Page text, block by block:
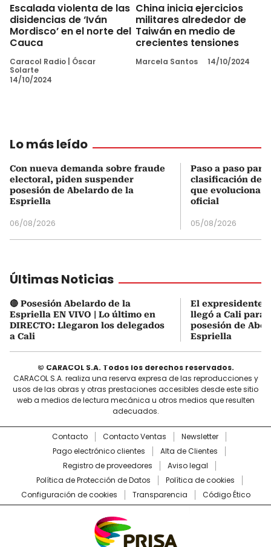
Escalada violenta de las
disidencias de ‘Iván
Mordisco’ en el norte del
Cauca
Caracol Radio
Óscar
Solarte
14/10/2024
China inicia ejercicios
militares alrededor de
Taiwán en medio de
crecientes tensiones
Marcela Santos 14/10/2024
Lo más leído
Con nueva demanda sobre fraude
electoral, piden suspender
posesión de Abelardo de la
Espriella
06/08/2026
Paso a paso
clasificación del
que evoluciona
oficial
05/08/2026
Últimas Noticias
🔴 Posesión Abelardo de la
Espriella EN VIVO | Lo último en
DIRECTO: Llegaron los delegados
a Cali
El expresidente
llegó a Cali para
posesión de
Espriella
© CARACOL S.A. Todos los derechos reservados.
CARACOL S.A. realiza una reserva expresa de las reproducciones y
usos de las obras y otras prestaciones accesibles desde este sitio
web a medios de lectura mecánica u otros medios que resulten
adecuados.
Contacto Contacto Ventas
Newsletter
Pago electrónico clientes
Alta de Clientes
Registro de proveedores
Aviso legal
Política de Protección de Datos
Política de cookies
Configuración de cookies
Transparencia Código Ético